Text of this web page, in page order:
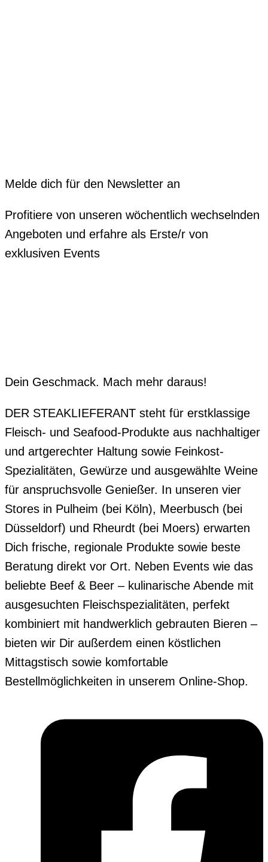
Melde dich für den Newsletter an
Profitiere von unseren wöchentlich wechselnden
Angeboten und erfahre als Erste/r von
exklusiven Events
Dein Geschmack. Mach mehr daraus!
DER STEAKLIEFERANT steht für erstklassige
Fleisch- und Seafood-Produkte aus nachhaltiger
und artgerechter Haltung sowie Feinkost-
Spezialitäten, Gewürze und ausgewählte Weine
für anspruchsvolle Genießer. In unseren vier
Stores in Pulheim (bei Köln), Meerbusch (bei
Düsseldorf) und Rheurdt (bei Moers) erwarten
Dich frische, regionale Produkte sowie beste
Beratung direkt vor Ort. Neben Events wie das
beliebte Beef & Beer – kulinarische Abende mit
ausgesuchten Fleischspezialitäten, perfekt
kombiniert mit handwerklich gebrauten Bieren –
bieten wir Dir außerdem einen köstlichen
Mittagstisch sowie komfortable
Bestellmöglichkeiten in unserem Online-Shop.